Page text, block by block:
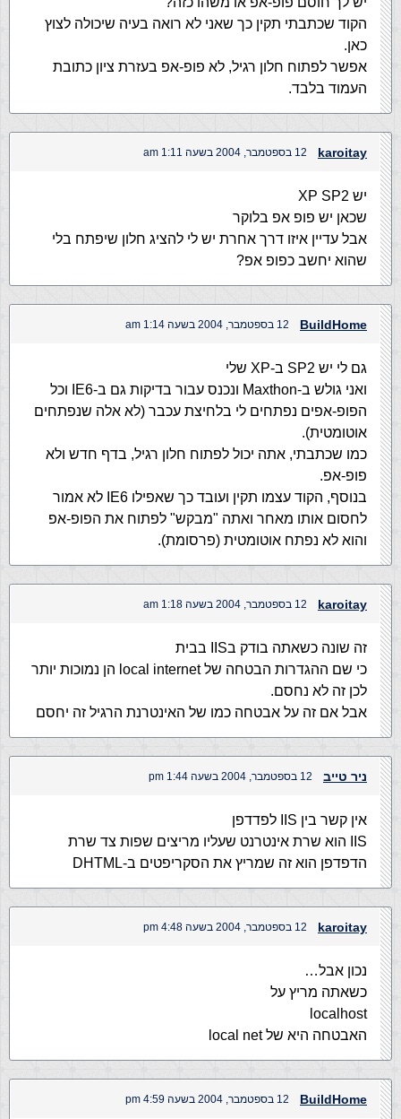
הקוד שכתבתי תקין כך שאני לא רואה בעיה שיכולה לצוץ
כאן.
אפשר לפתוח חלון רגיל, לא פופ-אפ בעזרת ציון כתובת
העמוד בלבד.
karoitay 12 בספטמבר, 2004 בשעה 1:11 am
יש XP SP2
שכאן יש פופ אפ בלוקר
אבל עדיין איזו דרך אחרת יש לי להציג חלון שיפתח בלי
שהוא יחשב כפופ אפ?
BuildHome 12 בספטמבר, 2004 בשעה 1:14 am
גם לי יש SP2 ב-XP שלי
ואני גולש ב-Maxthon ונכנס עבור בדיקות גם ב-IE6 וכל
הפופ-אפים נפתחים לי בלחיצת עכבר (לא אלה שנפתחים
אוטומטית).
כמו שכתבתי, אתה יכול לפתוח חלון רגיל, בדף חדש ולא
פופ-אפ.
בנוסף, הקוד עצמו תקין ועובד כך שאפילו IE6 לא אמור
לחסום אותו מאחר ואתה "מבקש" לפתוח את הפופ-אפ
והוא לא נפתח אוטומטית (פרסומת).
karoitay 12 בספטמבר, 2004 בשעה 1:18 am
זה שונה כשאתה בודק בIIS בבית
כי שם ההגדרות הבטחה של local internet הן נמוכות יותר
לכן זה לא נחסם.
אבל אם זה על אבטחה כמו של האינטרנת הרגיל זה יחסם
ניר טייב 12 בספטמבר, 2004 בשעה 1:44 pm
אין קשר בין IIS לפדדפן
IIS הוא שרת אינטרנט שעליו מריצים שפות צד שרת
הדפדפן הוא זה שמריץ את הסקריפטים ב-DHTML
karoitay 12 בספטמבר, 2004 בשעה 4:48 pm
נכון אבל…
כשאתה מריץ על
localhost
האבטחה היא של local net
BuildHome 12 בספטמבר, 2004 בשעה 4:59 pm